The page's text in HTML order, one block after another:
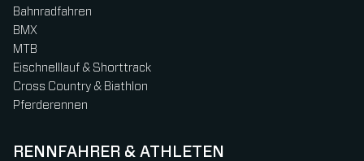
Bahnradfahren
BMX
MTB
Eischnelllauf & Shorttrack
Cross Country & Biathlon
Pferderennen
RENNFAHRER & ATHLETEN